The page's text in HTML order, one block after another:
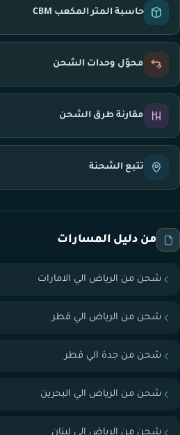
حاسبة المتر المكعب CBM
محوّل وحدات الشحن
مقارنة طرق الشحن
تتبع الشحنة
من دليل المسارات
شحن من الرياض الي الامارات
شحن من الرياض الي قطر
شحن من جدة الي قطر
شحن من الرياض الي البحرين
شحن من الرياض الي لبنان